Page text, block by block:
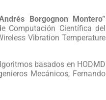
Borgognon Montero”
Computación Científica del
Vibration Temperature
basados en HODMD
Mecánicos, Fernando